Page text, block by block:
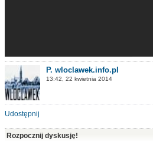
P. wloclawek.info.pl
13:42, 22 kwietnia 2014
Udostępnij
Rozpocznij dyskusję!